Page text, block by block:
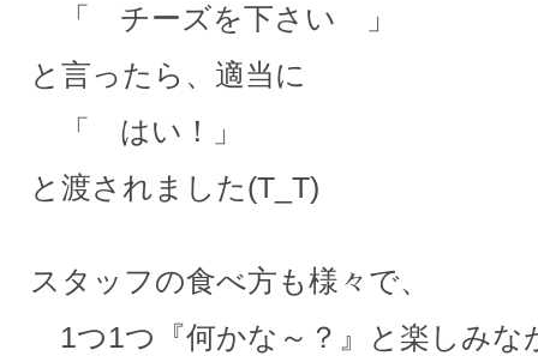
「 チーズを下さい 」
と言ったら、適当に
「 はい！」
と渡されました(T_T)
スタッフの食べ方も様々で、
1つ1つ『何かな～？』と楽しみな